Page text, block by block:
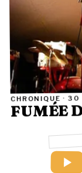
CHRONIQUE · 30
FUMÉE